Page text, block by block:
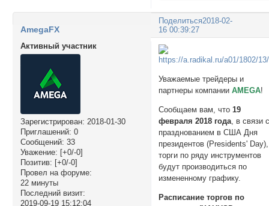
Поделиться2018-02-
16 00:39:27
AmegaFX
Активный участник
Зарегистрирован: 2018-01-30
Приглашений: 0
Сообщений: 33
Уважение: [+0/-0]
Позитив: [+0/-0]
Провел на форуме:
22 минуты
Последний визит:
2019-09-19 15:12:04
Уважаемые трейдеры и
партнеры компанииAMEGA!
Сообщаем вам, что 19
февраля 2018 года , в связи
празднованием в США Дня
президентов (Presidents' Day),
торги по ряду инструментов
будут производиться по
измененному графику.
Расписание торгов по